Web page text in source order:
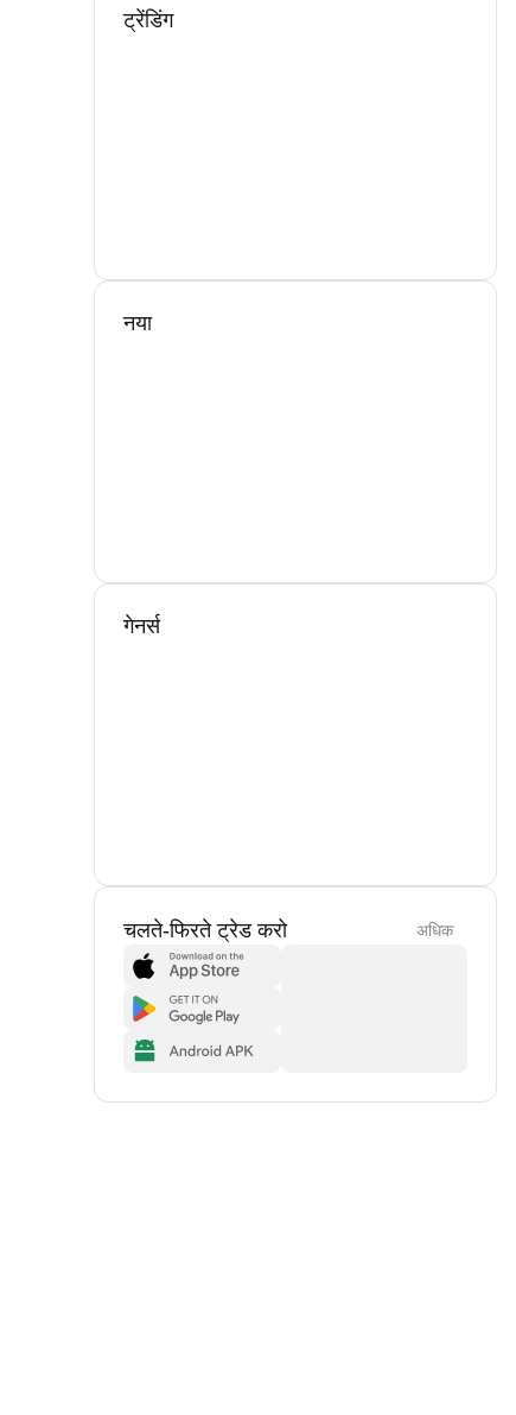
ट्रेंडिंग
नया
गेनर्स
चलते-फिरते ट्रेड करो अधिक